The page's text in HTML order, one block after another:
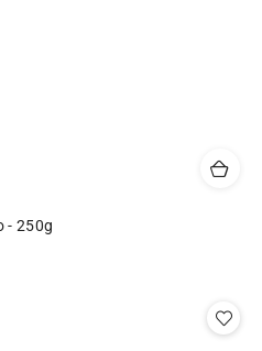
- 250g